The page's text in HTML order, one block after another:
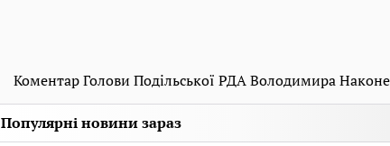
Коментар Голови Подільської РДА Володимира
Популярні новини зараз